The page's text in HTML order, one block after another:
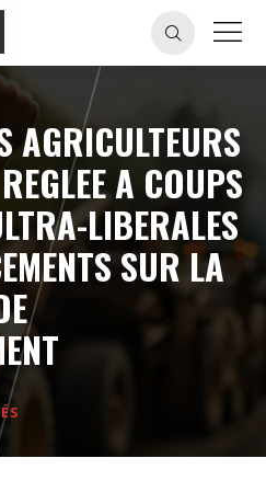
AGRICULTEURS
A COUPS
LIBERALES
SUR LA